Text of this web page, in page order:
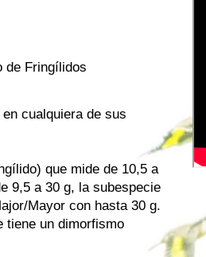
de Fringílidos
cualquiera de sus
que mide de 10,5 a
9,5 a 30 g, la subespecie
Mayor con hasta 30 g.
tiene un dimorfismo